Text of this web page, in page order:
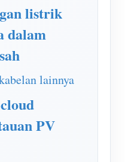
listrik
dalam
lainnya
PV